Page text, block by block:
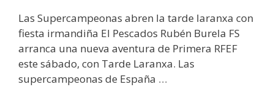
Las Supercampeonas abren la tarde laranxa con
fiesta irmandiña El Pescados Rubén Burela FS
arranca una nueva aventura de Primera RFEF
este sábado, con Tarde Laranxa. Las
supercampeonas de España …